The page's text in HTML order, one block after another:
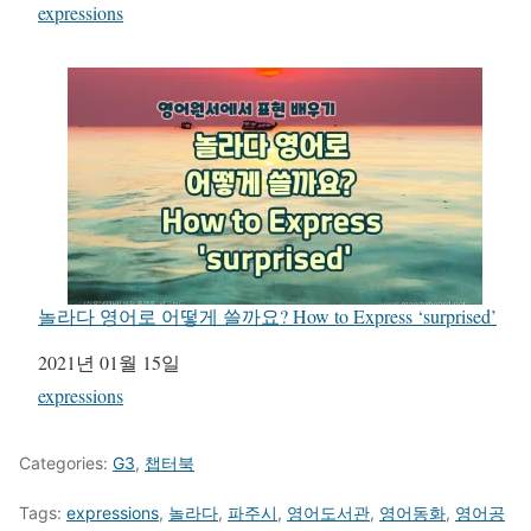
관련 항목
expressions
놀라다 영어로 어떻게 쓸까요? How to Express ‘surprised’
일자
2021년 01월 15일
관련 항목
expressions
Categories: G3, 챕터북
Tags: expressions, 놀라다, 파주시, 영어도서관, 영어동화, 영어공